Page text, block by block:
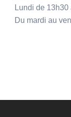
Lundi de 13h30
Du mardi au